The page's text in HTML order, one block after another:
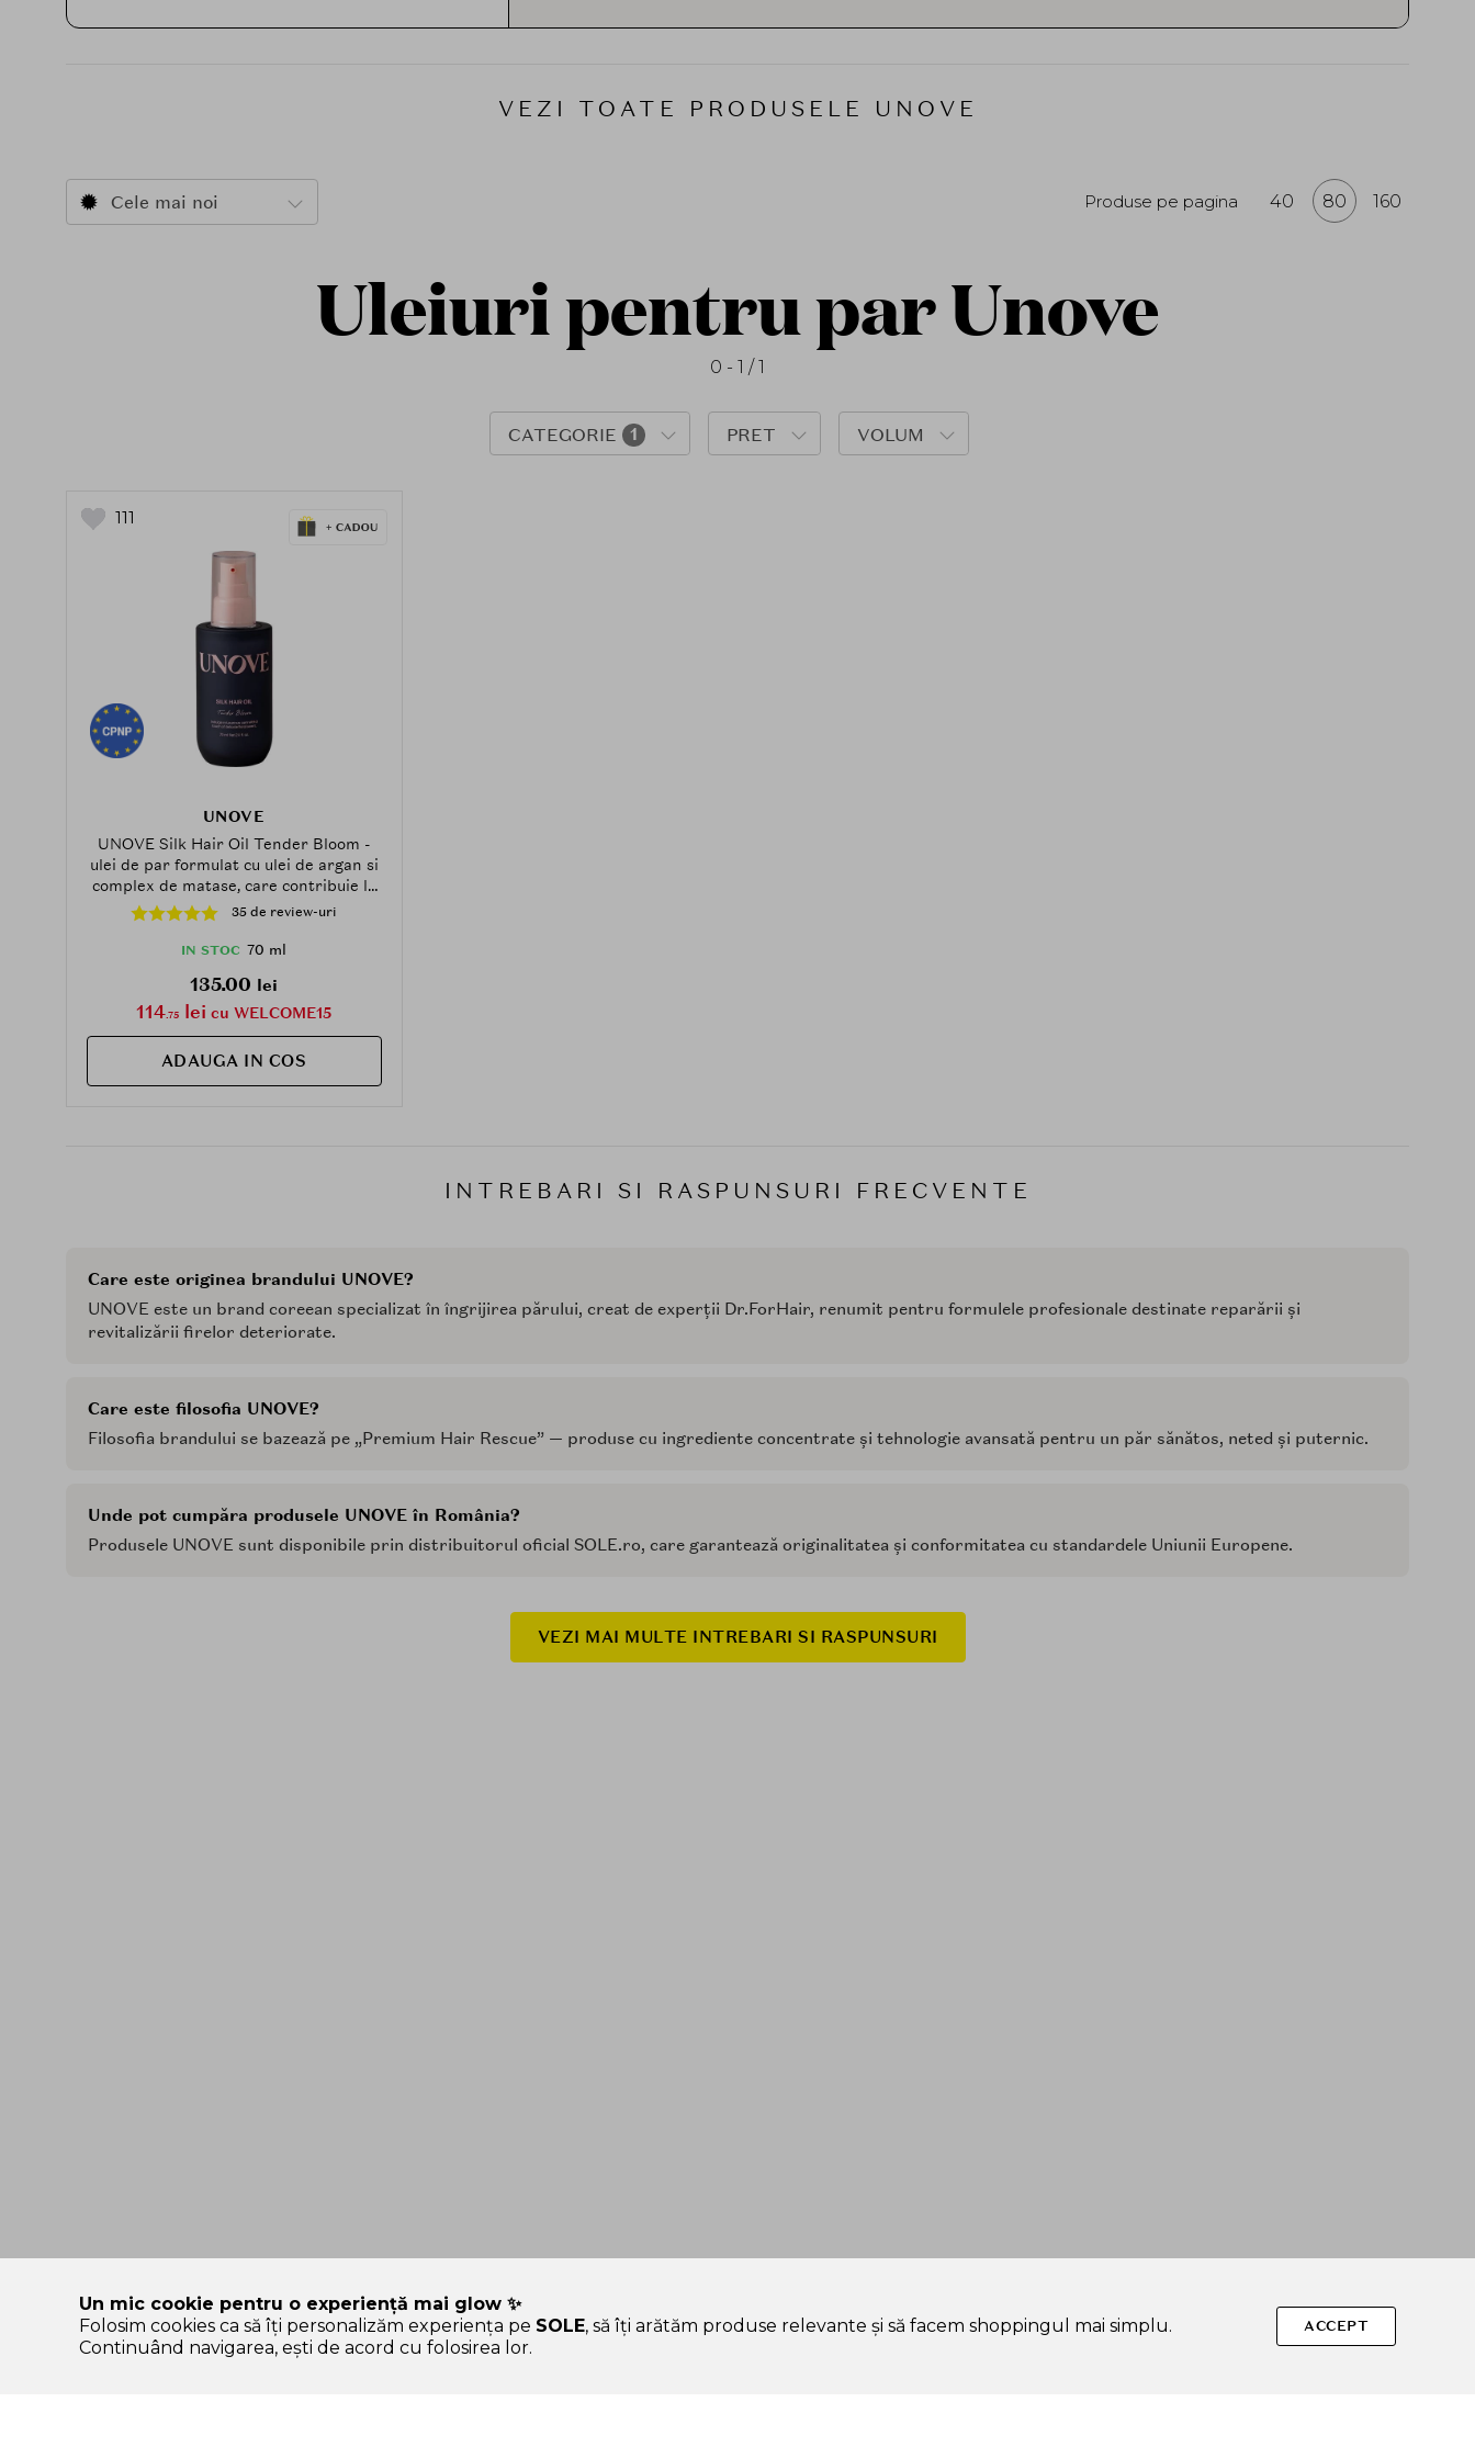
proteine, aminoacizi și ingrediente intens nutritive, concepute pentru a reconstrui
Gama include tratamente concentrate, creme leave-in, măști reparatoare, esențe
, importată direct și conformă cu
VEZI TOATE PRODUSELE UNOVE
Cele mai noi Produse pe pagina 40 80 160
Uleiuri pentru par Unove
0 - 1 / 1
CATEGORIE 1 PRET VOLUM
111
UNOVE
UNOVE Silk Hair Oil Tender Bloom -
ulei de par formulat cu ulei de argan si
complex de matase, care contribuie la
hidratarea parului si la mentinerea
aspectului matasos fara incarcare - 70
ml
35 de review-uri
IN STOC 70 ml
135.00 lei
114.75 lei cu WELCOME15
ADAUGA IN COS
INTREBARI SI RASPUNSURI FRECVENTE
Care este originea brandului UNOVE?
UNOVE este un brand coreean specializat în îngrijirea părului, creat de experții Dr.ForHair, renumit pentru formulele profesionale destinate reparării și
revitalizării firelor deteriorate.
Care este filosofia UNOVE?
Filosofia brandului se bazează pe „Premium Hair Rescue” — produse cu ingrediente concentrate și tehnologie avansată pentru un păr sănătos, neted și puternic.
Unde pot cumpăra produsele UNOVE în România?
Produsele UNOVE sunt disponibile prin distribuitorul oficial SOLE.ro, care garantează originalitatea și conformitatea cu standardele Uniunii Europene.
VEZI MAI MULTE INTREBARI SI RASPUNSURI
SOLE – platformă de beauty construită pe încredere, nu pe hype.
Un mic cookie pentru o experiență mai glow ✨
Folosim cookies ca să îți personalizăm experiența pe SOLE, să îți arătăm produse relevante și să facem shoppingul mai simplu.
Continuând navigarea, ești de acord cu folosirea lor.
ACCEPT